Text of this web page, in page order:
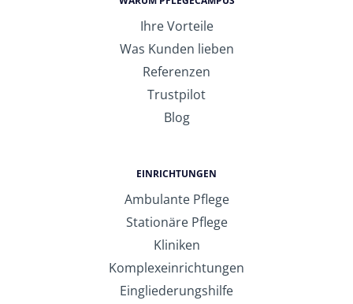
Ihre Vorteile
Was Kunden lieben
Referenzen
Trustpilot
Blog
EINRICHTUNGEN
Ambulante Pflege
Stationäre Pflege
Kliniken
Komplexeinrichtungen
Eingliederungshilfe